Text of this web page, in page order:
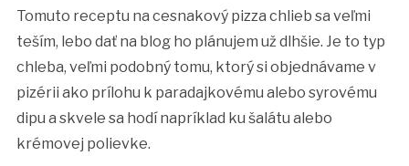
Tomuto receptu na cesnakový pizza chlieb sa veľmi
teším, lebo dať na blog ho plánujem už dlhšie. Je to typ
chleba, veľmi podobný tomu, ktorý si objednávame v
pizérii ako prílohu k paradajkovému alebo syrovému
dipu a skvele sa hodí napríklad ku šalátu alebo
krémovej polievke.